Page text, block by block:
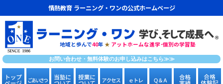
情熱教育 ラーニング・ワンの公式ホームページ
地域と歩んで40年 ★ アットホームな進学･個別の学習塾
お問い合わせ・無料体験のお申し込みはこちら≫≫